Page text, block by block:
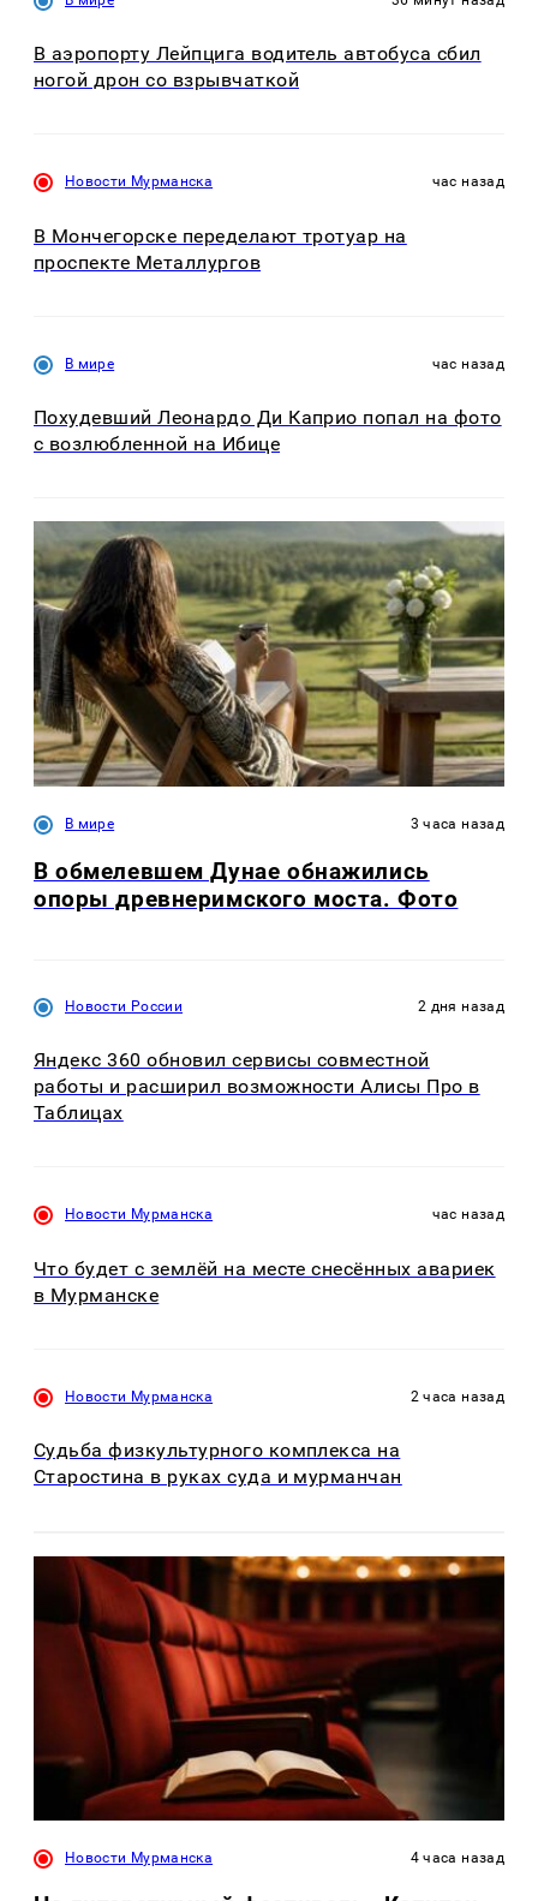
В аэропорту Лейпцига водитель автобуса сбил
ногой дрон со взрывчаткой
Новости Мурманска час назад
В Мончегорске переделают тротуар на
проспекте Металлургов
В мире час назад
Похудевший Леонардо Ди Каприо попал на фото
с возлюбленной на Ибице
В мире 3 часа назад
В обмелевшем Дунае обнажились
опоры древнеримского моста. Фото
Новости России 2 дня назад
Яндекс 360 обновил сервисы совместной
работы и расширил возможности Алисы Про в
Таблицах
Новости Мурманска час назад
Что будет с землёй на месте снесённых авариек
в Мурманске
Новости Мурманска 2 часа назад
Судьба физкультурного комплекса на
Старостина в руках суда и мурманчан
Новости Мурманска 4 часа назад